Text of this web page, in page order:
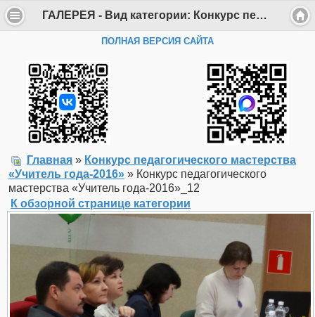
ГАЛЕРЕЯ - Вид категории: Конкурс педагогического мастерства «Учитель года-2016» - Фото: Конкурс педагогического мастерства «Учитель года-2016»_12 - Департамент образования Администрации г. Саров
ПОЛНАЯ ВЕРСИЯ САЙТА
Главная » Конкурс педагогического мастерства
«Учитель года-2016» » Конкурс педагогического
мастерства «Учитель года-2016»_12
К обзорной странице категории